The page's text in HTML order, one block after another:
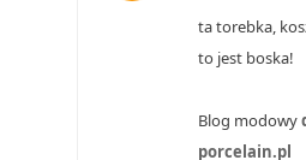
ta torebka,
to jest boska!
Blog modowy
porcelain.pl